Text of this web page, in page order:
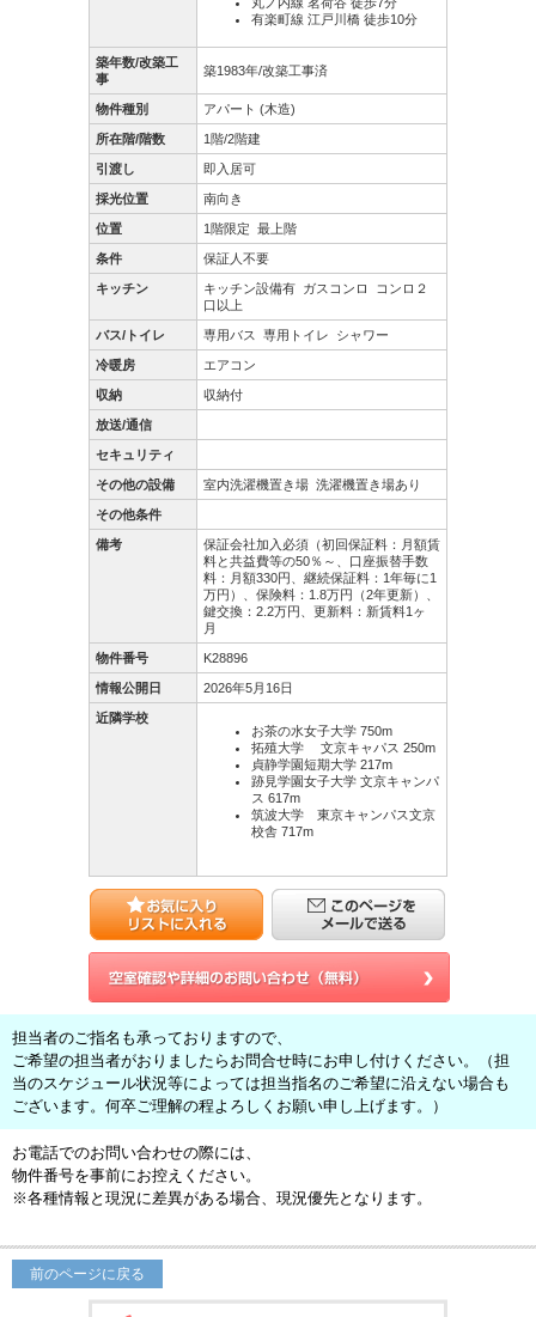
有楽町線 江戸川橋 徒歩10分
築年数/改築工
事
築1983年/改築工事済
物件種別 アパート (木造)
所在階/階数 1階/2階建
引渡し 即入居可
採光位置 南向き
位置 1階限定 最上階
条件 保証人不要
キッチン キッチン設備有 ガスコンロ
コンロ２
口以上
バス/トイレ 専用バス 専用トイレ シャワー
冷暖房 エアコン
収納 収納付
放送/通信
セキュリティ
その他の設備 室内洗濯機置き場 洗濯機置き場あり
その他条件
備考
保証会社加入必須（初回保証料：月額賃
料と共益費等の50％～、口座振替手数
料：月額330円、継続保証料：1年毎に1
万円）、保険料：1.8万円（2年更新）、
鍵交換：2.2万円、更新料：新賃料1ヶ
月
物件番号 K28896
情報公開日 2026年5月16日
近隣学校
お茶の水女子大学 750m
拓殖大学 文京キャパス 250m
貞静学園短期大学 217m
跡見学園女子大学 文京キャンパ
ス 617m
筑波大学 東京キャンパス文京
校舎 717m
担当者のご指名も承っておりますので、
ご希望の担当者がおりましたらお問合せ時にお申し付けください。（担
当のスケジュール状況等によっては担当指名のご希望に沿えない場合も
ございます。何卒ご理解の程よろしくお願い申し上げます。）
お電話でのお問い合わせの際には、
物件番号を事前にお控えください。
※各種情報と現況に差異がある場合、現況優先となります。
前のページに戻る